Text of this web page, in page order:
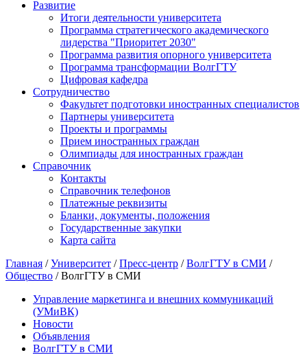
Развитие
Итоги деятельности университета
Программа стратегического академического
лидерства "Приоритет 2030"
Программа развития опорного университета
Программа трансформации ВолгГТУ
Цифровая кафедра
Сотрудничество
Факультет подготовки иностранных специалистов
Партнеры университета
Проекты и программы
Прием иностранных граждан
Олимпиады для иностранных граждан
Справочник
Контакты
Справочник телефонов
Платежные реквизиты
Бланки, документы, положения
Государственные закупки
Карта сайта
Главная /Университет /Пресс-центр /ВолгГТУ в СМИ /
Общество / ВолгГТУ в СМИ
Управление маркетинга и внешних коммуникаций
(УМиВК)
Новости
Объявления
ВолгГТУ в СМИ